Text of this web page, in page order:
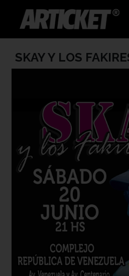
SKAY Y LOS